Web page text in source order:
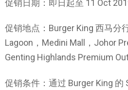
促销日期：即日起至 11 Oct
促销地点：Burger King 西马分
Lagoon，Medini Mall，Johor
Genting Highlands Premium
促销条件：通过 Burger King 的